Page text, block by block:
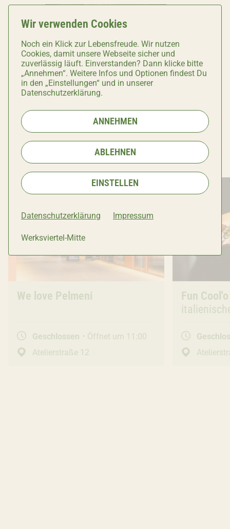
Copyright: Copyright Ivana Bilz, 2021. All rights
Copyright
MEHR GASTRONOMIE
Gastronomie
We love Pelmeni
Geschlossen
Öffnet um 11:00
Atelierstraße 12
Fun Cool'o
Wir verwenden Cookies
Noch ein Klick zur Lebensfreude. Wir nutzen
Cookies, damit unsere Webseite sicher und
zuverlässig läuft. Einverstanden? Dann klicke bitte
„Annehmen“. Weitere Infos und Optionen findest Du
in den „Einstellungen“ und in unserer
Datenschutzerklärung.
ANNEHMEN
ABLEHNEN
EINSTELLEN
Datenschutzerklärung Impressum
Werksviertel-Mitte